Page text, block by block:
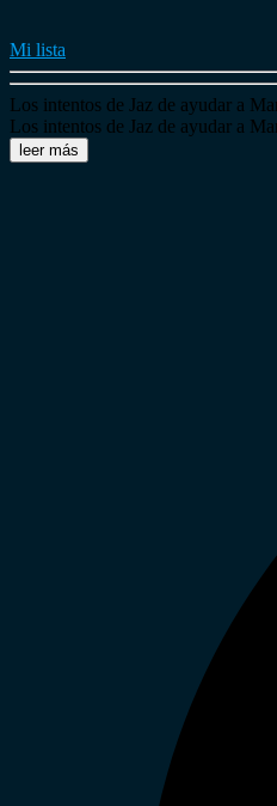
Mi lista
Los intentos de Jaz de ayudar a
Los intentos de Jaz de ayudar a
leer más